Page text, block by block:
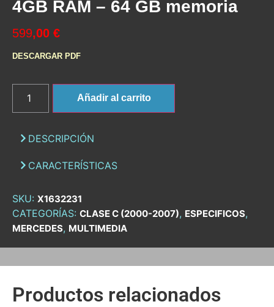
4GB RAM – 64 GB memoria
599,00 €
DESCARGAR PDF
Añadir al carrito
DESCRIPCIÓN
CARACTERÍSTICAS
SKU: X1632231
CATEGORÍAS: CLASE C (2000-2007), ESPECIFICOS,
MERCEDES, MULTIMEDIA
Productos relacionados